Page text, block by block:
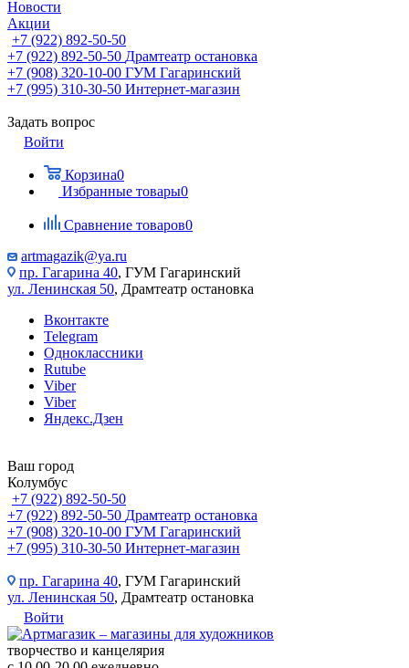
Новости
Акции
+7 (922) 892-50-50
+7 (922) 892-50-50 Драмтеатр остановка
+7 (908) 320-10-00 ГУМ Гагаринский
+7 (995) 310-30-50 Интернет-магазин
Задать вопрос
Войти
Корзина0
Избранные товары0
Сравнение товаров0
artmagazik@ya.ru
пр. Гагарина 40, ГУМ Гагаринский
ул. Ленинская 50, Драмтеатр остановка
Вконтакте
Telegram
Одноклассники
Rutube
Viber
Viber
Яндекс.Дзен
Ваш город
Колумбус
+7 (922) 892-50-50
+7 (922) 892-50-50 Драмтеатр остановка
+7 (908) 320-10-00 ГУМ Гагаринский
+7 (995) 310-30-50 Интернет-магазин
пр. Гагарина 40, ГУМ Гагаринский
ул. Ленинская 50, Драмтеатр остановка
Войти
творчество и канцелярия